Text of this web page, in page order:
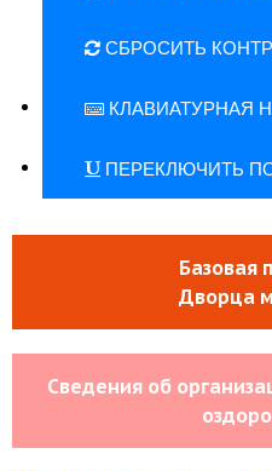
СБРОСИТЬ
КЛАВИАТУРНАЯ
ПЕРЕКЛЮЧИТЬ
Базовая
Дворца
Сведения об